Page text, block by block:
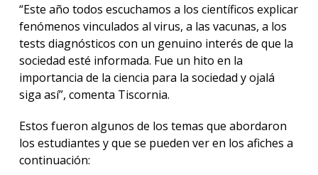
Blog
“Este año todos escuchamos a los científicos explicar
fenómenos vinculados al virus, a las vacunas, a los
tests diagnósticos con un genuino interés de que la
sociedad esté informada. Fue un hito en la
importancia de la ciencia para la sociedad y ojalá
siga así”, comenta Tiscornia.
Estos fueron algunos de los temas que abordaron
los estudiantes y que se pueden ver en los afiches a
continuación: